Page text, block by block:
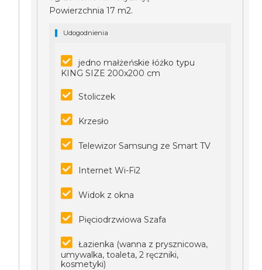
Powierzchnia 17 m2.
Udogodnienia
jedno małżeńskie łóżko typu
KING SIZE 200x200 cm
Stoliczek
Krzesło
Telewizor Samsung ze Smart TV
Internet Wi-Fi2
Widok z okna
Pięciodrzwiowa Szafa
Łazienka (wanna z prysznicowa,
umywalka, toaleta, 2 ręczniki,
kosmetyki)